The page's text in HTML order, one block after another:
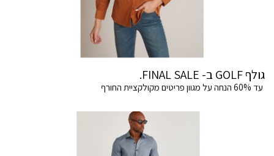
גולף GOLF ב- FINAL SALE.
עד 60% הנחה על מגוון פריטים מקולקציית החורף